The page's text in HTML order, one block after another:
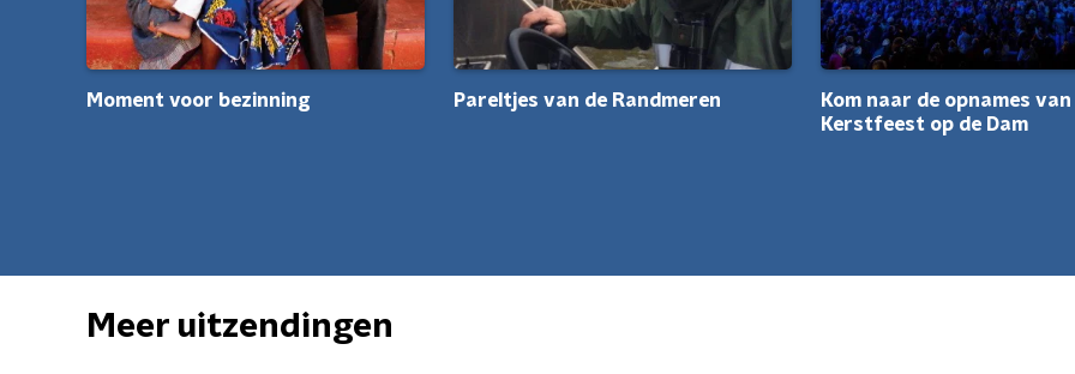
Moment voor bezinning Pareltjes van de Randmeren
Kom naar de opnames van
Kerstfeest op de Dam
Meer uitzendingen